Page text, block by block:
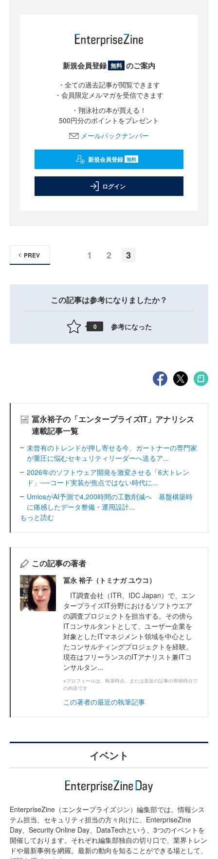
新規会員登録 無料 のご案内
・全ての過去記事が閲覧できます
・会員限定メルマガを受信できます
・翔泳社の本が買える！
500円分のポイントをプレゼント
メールバックナンバー
新規会員登録 無料
ログイン
1 2 3
PREV
この記事は参考になりましたか？
0 参考になった
冨永裕子の「エンタープライズIT」アナリシス
連載記事一覧
未曾有のトレンドが押し寄せる今、ガートナーの専門家
が重圧に悩むセキュリティリーダーへ送るア...
2026年のソフトウェア開発を激変させる「6大トレン
ド」──コード実装が焦点ではない時代に...
UmiosがAI予測で4,200時間の工数削減へ 基盤構築時
に痛感したデータ整備・運用設計...
もっと読む
この記事の著者
冨永 裕子（トミナガ ユウコ）
IT調査会社（ITR、IDC Japan）で、エン
タープライズIT分野におけるソフトウエア
の調査プロジェクトを担当する。その傍ら
ITコンサルタントとして、ユーザー企業を
対象としたITマネジメント領域を中心とし
たコンサルティングプロジェクトを経験。
現在はフリーランスのITアナリスト兼ITコ
ンサルタン...
※プロフィールは、執筆時点、または直近の記事の寄稿時点で
の内容です
この著者の最近の執筆記事
イベント
EnterpriseZine（エンタープライズジン）編集部では、情報シス
テム担当、セキュリティ担当の方々向けに、EnterpriseZine
Day、Security Online Day、DataTechという、3つのイベントを
開催しております。それぞれ編集部独自の切り口で、業界トレン
ドや最新事例を網羅。最新の動向を知ることができる場として、